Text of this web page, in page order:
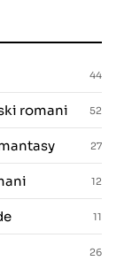
44
romani 52
27
12
11
26